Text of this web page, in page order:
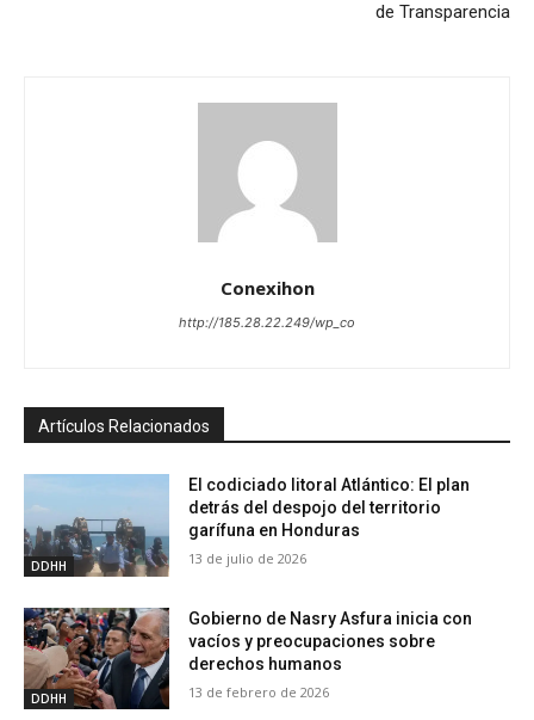
de Transparencia
Conexihon
http://185.28.22.249/wp_co
Artículos Relacionados
DDHH
El codiciado litoral Atlántico: El plan
detrás del despojo del territorio
garífuna en Honduras
13 de julio de 2026
DDHH
Gobierno de Nasry Asfura inicia con
vacíos y preocupaciones sobre
derechos humanos
13 de febrero de 2026